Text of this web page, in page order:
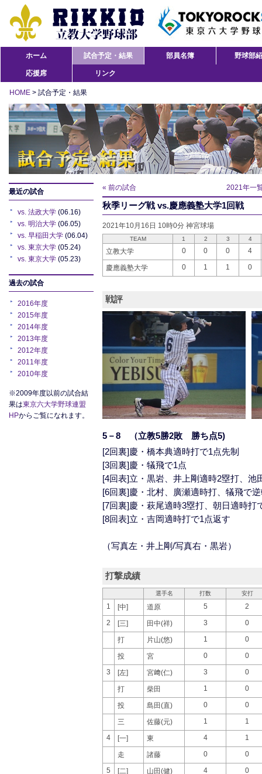
ホーム 試合予定・結果 部員名簿 野球部
応援席 リンク
HOME > 試合予定・結果
最近の試合
vs. 法政大学 (06.16)
vs. 明治大学 (06.05)
vs. 早稲田大学 (06.04)
vs. 東京大学 (05.24)
vs. 東京大学 (05.23)
過去の試合
2016年度
2015年度
2014年度
2013年度
2012年度
2011年度
2010年度
※2009年度以前の試合結
果は東京六大学野球連盟
HPからご覧になれます。
« 前の試合 2021年一
秋季リーグ戦 vs.慶應義塾大学1回戦
2021年10月16日 10時0分 神宮球場
TEAM 1 2 3 4
立教大学 0 0 0 4
慶應義塾大学 0 1 1 0
戦評
5－8 （立教5勝2敗 勝ち点5)
[2回裏]慶・橋本典適時打で1点先制
[3回裏]慶・犠飛で1点
[4回表]立・黒岩、井上剛適時2塁打、池
[6回裏]慶・北村、廣瀬適時打、犠飛で
[7回裏]慶・萩尾適時3塁打、朝日適時打
[8回表]立・吉岡適時打で1点返す
（写真左・井上剛/写真右・黒岩）
打撃成績
選手名 打数 安打
1 [中] 道原 5
2
2
[三] 田中(祥) 3 0
打 片山(悠) 1 0
投 宮 0
0
3
[左] 宮﨑(仁) 3 0
打 柴田 1 0
投 島田(直) 0 0
三 佐藤(元) 1
1
4
[一] 東 4 1
走 諸藤 0
0
5
[二] 山田(健) 4
0